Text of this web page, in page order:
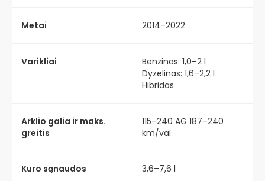
Metai 2014–2022
Varikliai
Benzinas: 1,0–2 l
Dyzelinas: 1,6–2,2 l
Hibridas
Arklio galia ir maks.
greitis
115–240 AG 187–240
km/val
Kuro sąnaudos 3,6–7,6 l